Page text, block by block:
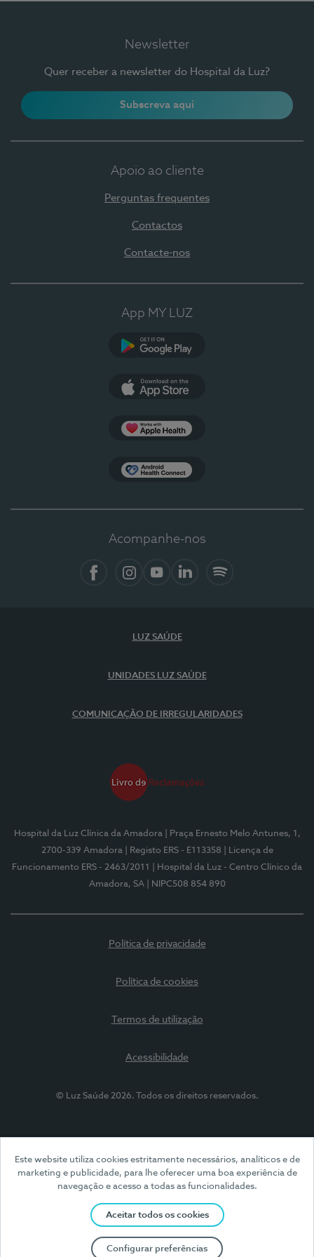
Este website utiliza cookies estritamente necessários, analíticos e de
marketing e publicidade, para lhe oferecer uma boa experiência de
navegação e acesso a todas as funcionalidades.
Aceitar todos os cookies
Configurar preferências
Newsletter
Quer receber a newsletter do Hospital da Luz?
Subscreva aqui
Apoio ao cliente
Perguntas frequentes
Contactos
Contacte-nos
App MY LUZ
Acompanhe-nos
LUZ SAÚDE
UNIDADES LUZ SAÚDE
COMUNICAÇÃO DE IRREGULARIDADES
Hospital da Luz Clínica da Amadora
| Praça Ernesto Melo Antunes, 1,
2700-339 Amadora
| Registo ERS - E113358
| Licença de
Funcionamento ERS - 2463/2011
| Hospital da Luz - Centro Clínico da
Amadora, SA
| NIPC508 854 890
Política de privacidade
Política de cookies
Termos de utilização
Acessibilidade
© Luz Saúde 2026. Todos os direitos reservados.